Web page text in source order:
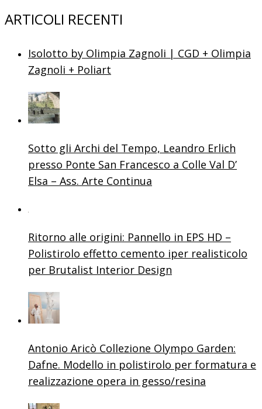
ARTICOLI RECENTI
Isolotto by Olimpia Zagnoli | CGD + Olimpia
Zagnoli + Poliart
Sotto gli Archi del Tempo, Leandro Erlich
presso Ponte San Francesco a Colle Val D’
Elsa – Ass. Arte Continua
Ritorno alle origini: Pannello in EPS HD –
Polistirolo effetto cemento iper realisticolo
per Brutalist Interior Design
Antonio Aricò Collezione Olympo Garden:
Dafne. Modello in polistirolo per formatura e
realizzazione opera in gesso/resina